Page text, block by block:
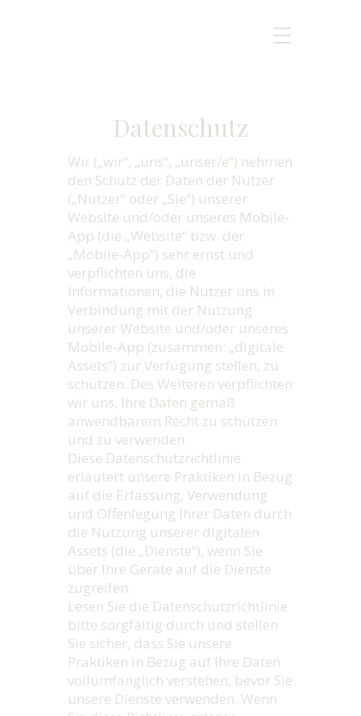
Datenschutz
Wir („wir“, „uns“, „unser/e“) nehmen
den Schutz der Daten der Nutzer
(„Nutzer“ oder „Sie“) unserer
Website und/oder unseres Mobile-
App (die „Website“ bzw. der
„Mobile-App“) sehr ernst und
verpflichten uns, die
Informationen, die Nutzer uns in
Verbindung mit der Nutzung
unserer Website und/oder unseres
Mobile-App (zusammen: „digitale
Assets“) zur Verfügung stellen, zu
schützen. Des Weiteren verpflichten
wir uns, Ihre Daten gemäß
anwendbarem Recht zu schützen
und zu verwenden.
Diese Datenschutzrichtlinie
erläutert unsere Praktiken in Bezug
auf die Erfassung, Verwendung
und Offenlegung Ihrer Daten durch
die Nutzung unserer digitalen
Assets (die „Dienste“), wenn Sie
über Ihre Geräte auf die Dienste
zugreifen.
Lesen Sie die Datenschutzrichtlinie
bitte sorgfältig durch und stellen
Sie sicher, dass Sie unsere
Praktiken in Bezug auf Ihre Daten
vollumfänglich verstehen, bevor Sie
unsere Dienste verwenden. Wenn